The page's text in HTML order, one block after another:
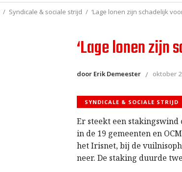
Syndicale & sociale strijd ‘Lage lonen zijn schadelijk
‘Lage lonen zijn
door Erik Demeester oktober
SYNDICALE & SOCIALE STRIJD
Er steekt een stakingswind
in de 19 gemeenten en
het Irisnet, bij de
neer. De staking duurde